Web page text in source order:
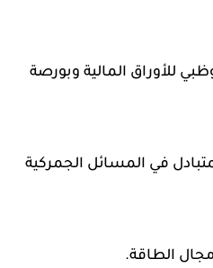
للأوراق المالية وبورصة
في المسائل الجمركية
الطاقة.